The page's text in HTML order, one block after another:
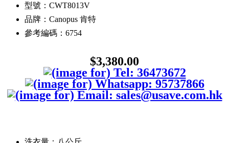
型號：CWT8013V
品牌：Canopus 肯特
參考編碼：6754
$3,380.00